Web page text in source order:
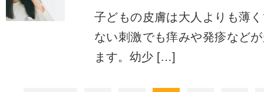
子どもの皮膚は大人よりも薄
ない刺激でも痒みや発疹など
ます。幼少 […]